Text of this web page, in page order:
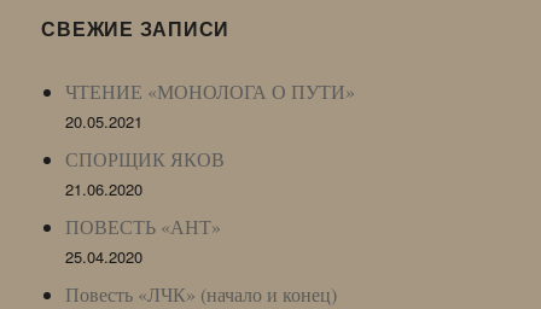
LJ
СВЕЖИЕ ЗАПИСИ
ЧТЕНИЕ «МОНОЛОГА О ПУТИ»
20.05.2021
СПОРЩИК ЯКОВ
21.06.2020
ПОВЕСТЬ «АНТ»
25.04.2020
Повесть «ЛЧК» (начало и конец)